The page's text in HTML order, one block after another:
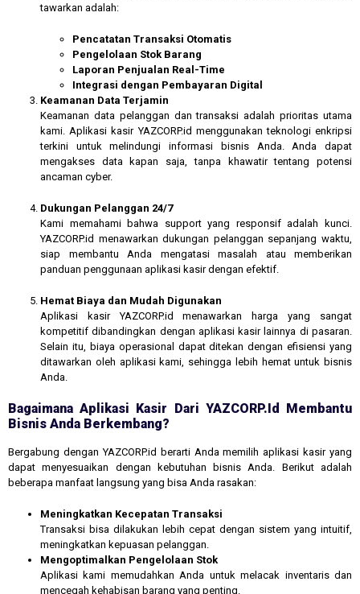
tawarkan adalah:
Pencatatan Transaksi Otomatis
Pengelolaan Stok Barang
Laporan Penjualan Real-Time
Integrasi dengan Pembayaran Digital
Keamanan Data Terjamin
Keamanan data pelanggan dan transaksi adalah prioritas utama
kami. Aplikasi kasir YAZCORP.id menggunakan teknologi enkripsi
terkini untuk melindungi informasi bisnis Anda. Anda dapat
mengakses data kapan saja, tanpa khawatir tentang potensi
ancaman cyber.
Dukungan Pelanggan 24/7
Kami memahami bahwa support yang responsif adalah kunci.
YAZCORP.id menawarkan dukungan pelanggan sepanjang waktu,
siap membantu Anda mengatasi masalah atau memberikan
panduan penggunaan aplikasi kasir dengan efektif.
Hemat Biaya dan Mudah Digunakan
Aplikasi kasir YAZCORP.id menawarkan harga yang sangat
kompetitif dibandingkan dengan aplikasi kasir lainnya di pasaran.
Selain itu, biaya operasional dapat ditekan dengan efisiensi yang
ditawarkan oleh aplikasi kami, sehingga lebih hemat untuk bisnis
Anda.
Bagaimana Aplikasi Kasir Dari YAZCORP.id Membantu
Bisnis Anda Berkembang?
Bergabung dengan YAZCORP.id berarti Anda memilih aplikasi kasir yang
dapat menyesuaikan dengan kebutuhan bisnis Anda. Berikut adalah
beberapa manfaat langsung yang bisa Anda rasakan:
Meningkatkan Kecepatan Transaksi
Transaksi bisa dilakukan lebih cepat dengan sistem yang intuitif,
meningkatkan kepuasan pelanggan.
Mengoptimalkan Pengelolaan Stok
Aplikasi kami memudahkan Anda untuk melacak inventaris dan
mencegah kehabisan barang yang penting.